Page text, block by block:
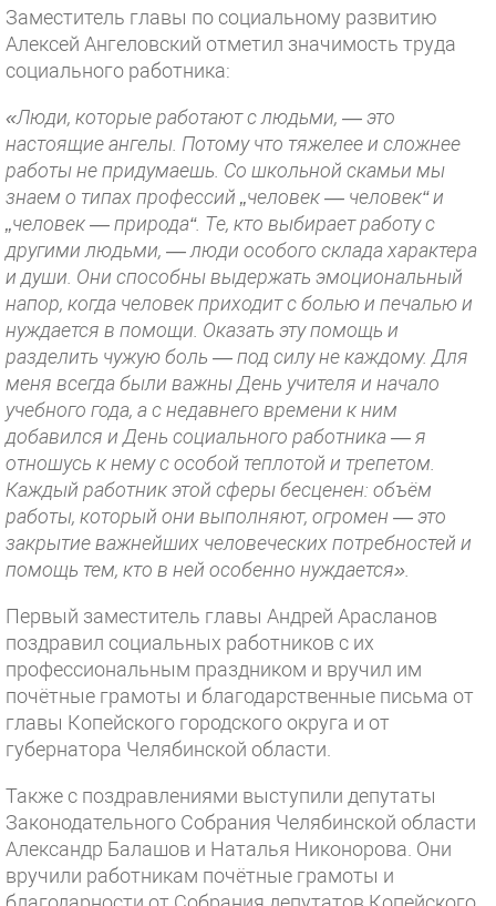
Заместитель главы по социальному развитию
Алексей Ангеловский отметил значимость труда
социального работника:
«Люди, которые работают с людьми, — это
настоящие ангелы. Потому что тяжелее и сложнее
работы не придумаешь. Со школьной скамьи мы
знаем о типах профессий „человек — человек“ и
„человек — природа“. Те, кто выбирает работу с
другими людьми, — люди особого склада характера
и души. Они способны выдержать эмоциональный
напор, когда человек приходит с болью и печалью и
нуждается в помощи. Оказать эту помощь и
разделить чужую боль — под силу не каждому. Для
меня всегда были важны День учителя и начало
учебного года, а с недавнего времени к ним
добавился и День социального работника — я
отношусь к нему с особой теплотой и трепетом.
Каждый работник этой сферы бесценен: объём
работы, который они выполняют, огромен — это
закрытие важнейших человеческих потребностей и
помощь тем, кто в ней особенно нуждается».
Первый заместитель главы Андрей Арасланов
поздравил социальных работников с их
профессиональным праздником и вручил им
почётные грамоты и благодарственные письма от
главы Копейского городского округа и от
губернатора Челябинской области.
Также с поздравлениями выступили депутаты
Законодательного Собрания Челябинской области
Александр Балашов и Наталья Никонорова. Они
вручили работникам почётные грамоты и